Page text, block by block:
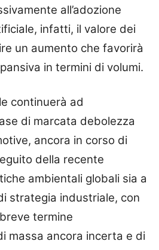
all’adozione
infatti, il valore dei
un aumento che favorirà
in termini di volumi.
continuerà ad
di marcata debolezza
ancora in corso di
della recente
ambientali globali sia a
strategia industriale, con
termine
massa ancora incerta e di